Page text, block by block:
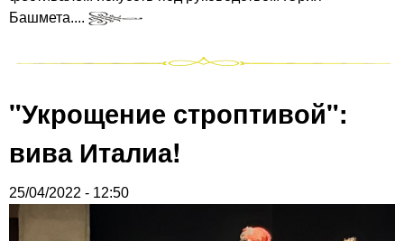
Башмета....
"Укрощение строптивой":
вива Италиа!
25/04/2022 - 12:50